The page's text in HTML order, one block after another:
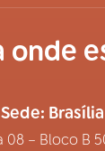
onde
Sede:
08 – Bloco B